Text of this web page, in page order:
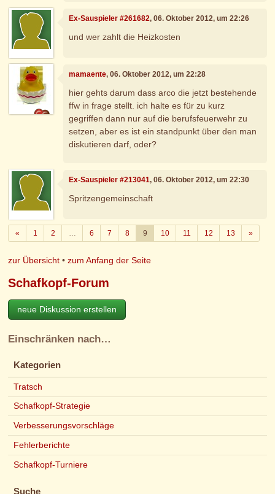
Ex-Sauspieler #261682, 06. Oktober 2012, um 22:26
und wer zahlt die Heizkosten
mamaente, 06. Oktober 2012, um 22:28
hier gehts darum dass arco die jetzt bestehende
ffw in frage stellt. ich halte es für zu kurz
gegriffen dann nur auf die berufsfeuerwehr zu
setzen, aber es ist ein standpunkt über den man
diskutieren darf, oder?
Ex-Sauspieler #213041, 06. Oktober 2012, um 22:30
Spritzengemeinschaft
«Zurück
1 2 … 6 7 8 9 10 11 12 13 »Weiter
zur Übersicht •zum Anfang der Seite
Schafkopf-Forum
neue Diskussion erstellen
Einschränken nach…
Kategorien
Tratsch
Schafkopf-Strategie
Verbesserungsvorschläge
Fehlerberichte
Schafkopf-Turniere
Suche